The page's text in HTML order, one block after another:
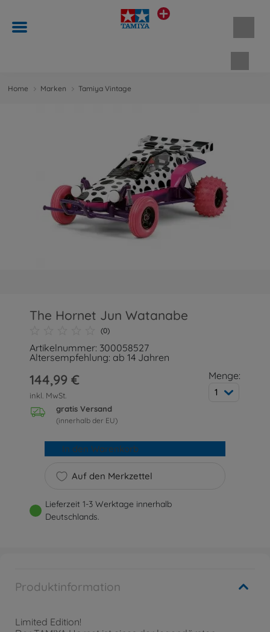
Home Marken Tamiya Vintage
The Hornet Jun Watanabe
(0)
Artikelnummer: 300058527
Altersempfehlung: ab 14 Jahren
144,99 €
inkl. MwSt.
gratis Versand
(innerhalb der EU)
Menge:
1
Auf den Merkzettel
In den Warenkorb
Lieferzeit 1-3 Werktage innerhalb
Deutschlands.
Produktinformation
Limited Edition!